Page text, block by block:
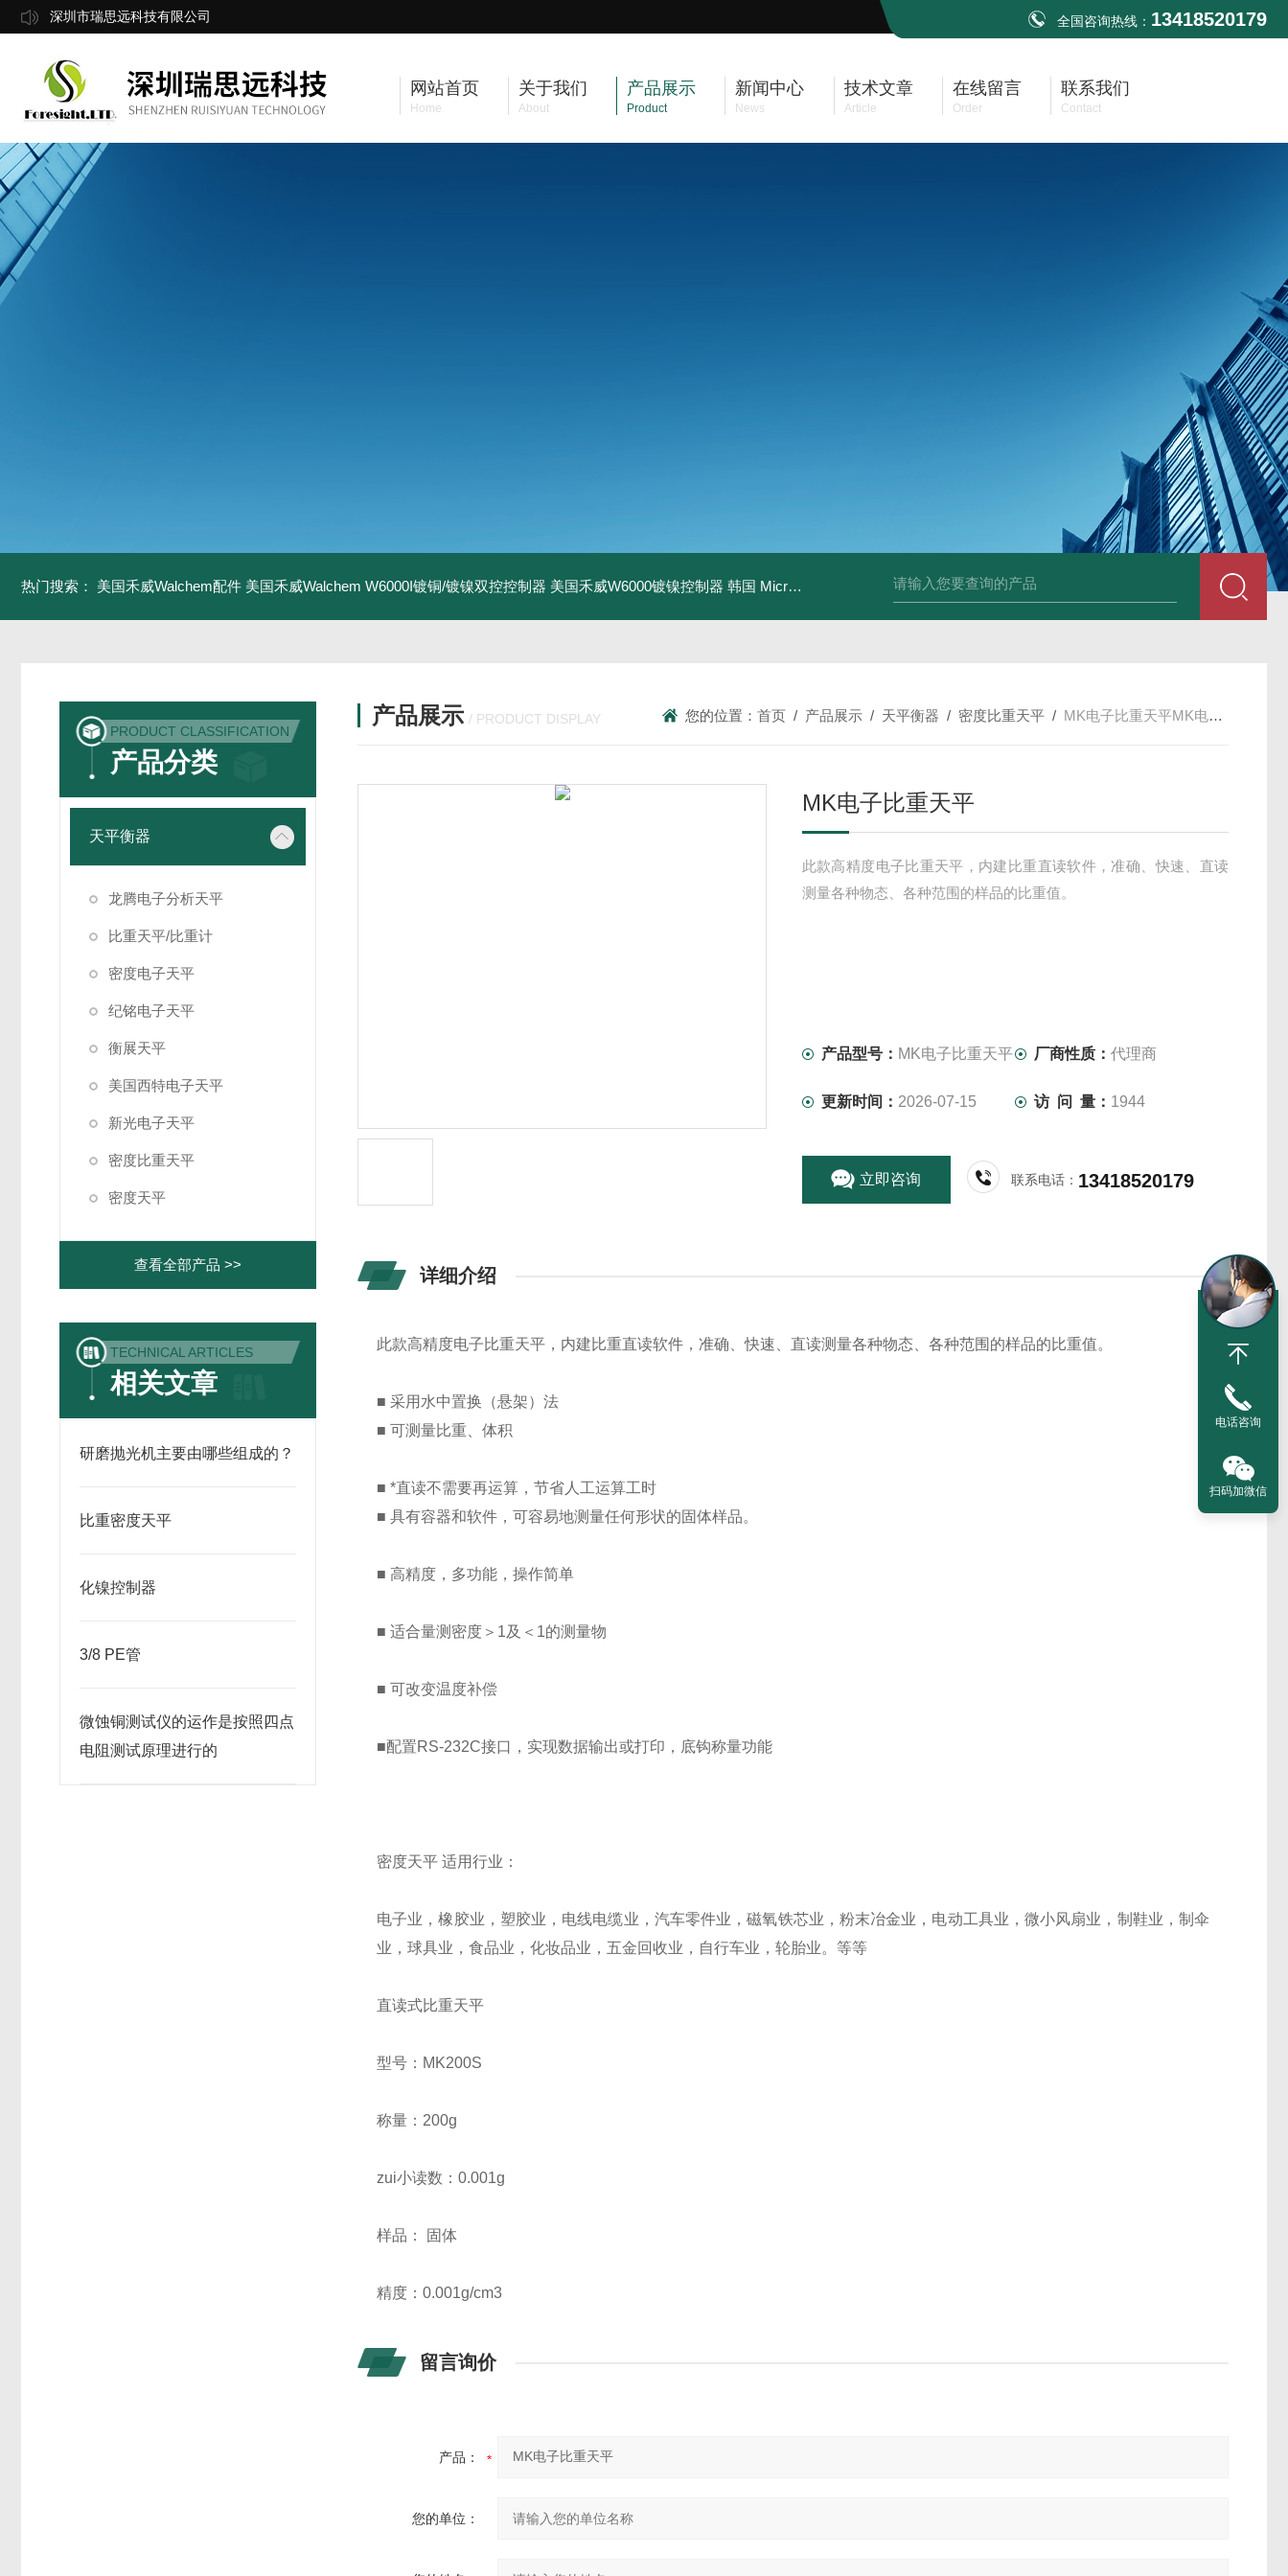
深圳市瑞思远科技有限公司 全国咨询热线： 13418520179
网站首页
Home
关于我们
About
产品展示
Product
新闻中心
News
技术文章
Article
在线留言
Order
联系我们
Contact
热门搜索： 美国禾威Walchem配件 美国禾威Walchem W6000I镀铜/镀镍双控控制器 美国禾威W6000镀镍控制器 韩国 MicroPioneerXRF-2020 X射线荧光膜厚仪 韩国XRF-2020系列膜厚仪/测厚仪/X光机
PRODUCT CLASSIFICATION
产品分类
天平衡器
龙腾电子分析天平
比重天平/比重计
密度电子天平
纪铭电子天平
衡展天平
美国西特电子天平
新光电子天平
密度比重天平
密度天平
查看全部产品 >>
TECHNICAL ARTICLES
相关文章
研磨抛光机主要由哪些组成的？
比重密度天平
化镍控制器
3/8 PE管
微蚀铜测试仪的运作是按照四点
电阻测试原理进行的
产品展示 / PRODUCT DISPLAY 您的位置：首页 / 产品展示 / 天平衡器 / 密度比重天平 / MK电子比重天平MK电子比重天平
MK电子比重天平
此款高精度电子比重天平，内建比重直读软件，准确、快速、直读
测量各种物态、各种范围的样品的比重值。
产品型号： MK电子比重天平 厂商性质：代理商
更新时间： 2026-07-15 访 问 量： 1944
立即咨询 联系电话： 13418520179
详细介绍
此款高精度电子比重天平，内建比重直读软件，准确、快速、直读测量各种物态、各种范围的样品的比重值。
■ 采用水中置换（悬架）法
■ 可测量比重、体积
■ *直读不需要再运算，节省人工运算工时
■ 具有容器和软件，可容易地测量任何形状的固体样品。
■ 高精度，多功能，操作简单
■ 适合量测密度＞1及＜1的测量物
■ 可改变温度补偿
■配置RS-232C接口，实现数据输出或打印，底钩称量功能
密度天平 适用行业：
电子业，橡胶业，塑胶业，电线电缆业，汽车零件业，磁氧铁芯业，粉末冶金业，电动工具业，微小风扇业，制鞋业，制伞
业，球具业，食品业，化妆品业，五金回收业，自行车业，轮胎业。等等
直读式比重天平
型号：MK200S
称量：200g
zui小读数：0.001g
样品： 固体
精度：0.001g/cm3
留言询价
产品：
您的单位：
电话咨询
扫码加微信